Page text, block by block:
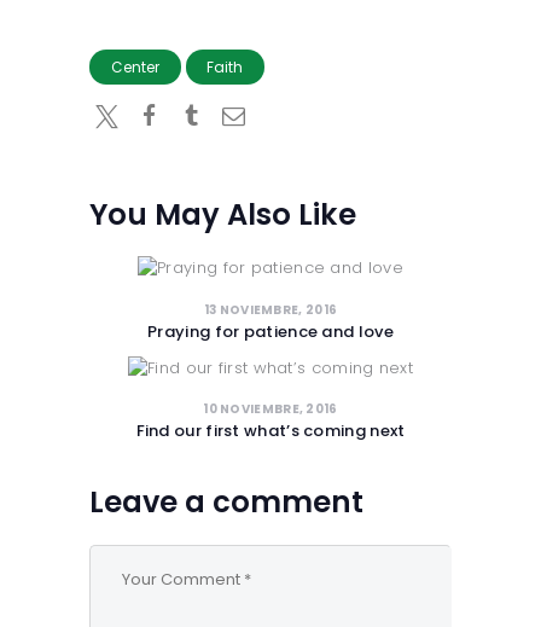
Center Faith
You May Also Like
13 NOVIEMBRE, 2016
Praying for patience and love
10 NOVIEMBRE, 2016
Find our first what’s coming next
Leave a comment